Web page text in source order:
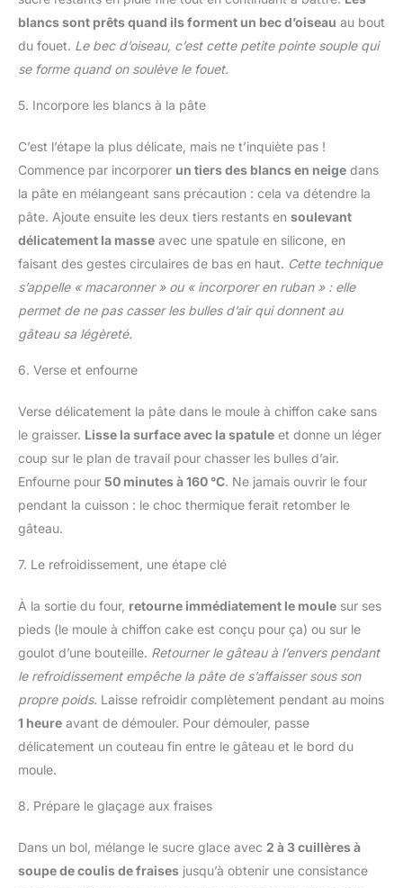
blancs sont prêts quand ils forment un bec d’oiseau au bout
du fouet. Le bec d’oiseau, c’est cette petite pointe souple qui
se forme quand on soulève le fouet.
5. Incorpore les blancs à la pâte
C’est l’étape la plus délicate, mais ne t’inquiète pas !
Commence par incorporer un tiers des blancs en neige dans
la pâte en mélangeant sans précaution : cela va détendre la
pâte. Ajoute ensuite les deux tiers restants en soulevant
délicatement la masse avec une spatule en silicone, en
faisant des gestes circulaires de bas en haut. Cette technique
s’appelle « macaronner » ou « incorporer en ruban » : elle
permet de ne pas casser les bulles d’air qui donnent au
gâteau sa légèreté.
6. Verse et enfourne
Verse délicatement la pâte dans le moule à chiffon cake sans
le graisser. Lisse la surface avec la spatule et donne un léger
coup sur le plan de travail pour chasser les bulles d’air.
Enfourne pour 50 minutes à 160 °C. Ne jamais ouvrir le four
pendant la cuisson : le choc thermique ferait retomber le
gâteau.
7. Le refroidissement, une étape clé
À la sortie du four, retourne immédiatement le moule sur ses
pieds (le moule à chiffon cake est conçu pour ça) ou sur le
goulot d’une bouteille. Retourner le gâteau à l’envers pendant
le refroidissement empêche la pâte de s’affaisser sous son
propre poids. Laisse refroidir complètement pendant au moins
1 heure avant de démouler. Pour démouler, passe
délicatement un couteau fin entre le gâteau et le bord du
moule.
8. Prépare le glaçage aux fraises
Dans un bol, mélange le sucre glace avec 2 à 3 cuillères à
soupe de coulis de fraises jusqu’à obtenir une consistance